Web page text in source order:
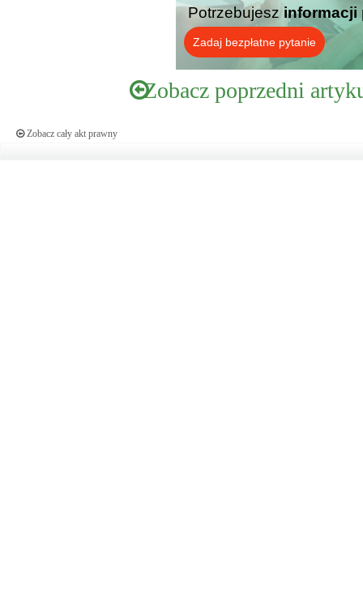
Potrzebujesz informacji
Zadaj bezpłatne pytanie
Zobacz poprzedni
Zobacz cały akt prawny